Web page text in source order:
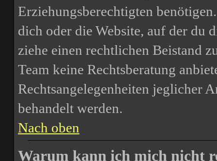
Erziehungsberechtigten
dich oder die Website, auf der du
ziehe einen rechtlichen Beistand
Team keine Rechtsberatung
Rechtsangelegenheiten jeglicher
behandelt werden.
Nach oben
Warum kann ich mich nicht